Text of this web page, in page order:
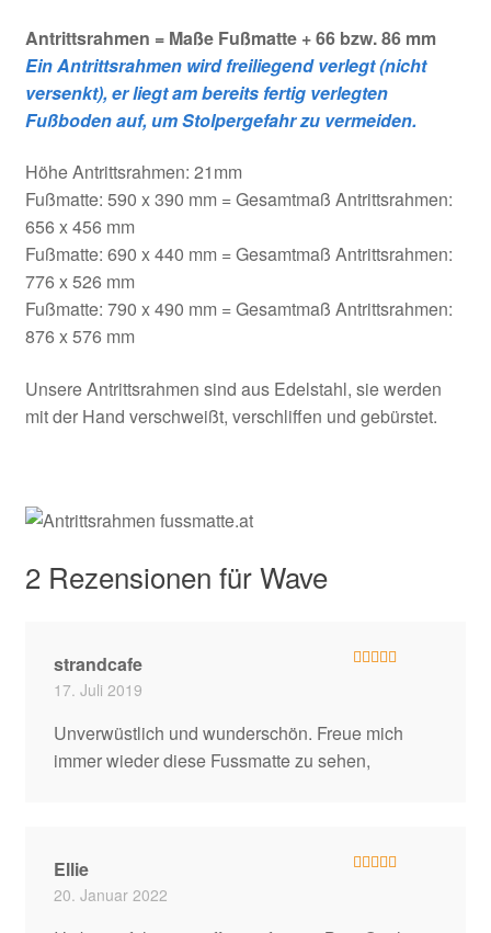
Antrittsrahmen = Maße Fußmatte + 66 bzw. 86 mm
Ein Antrittsrahmen wird freiliegend verlegt (nicht
versenkt), er liegt am bereits fertig verlegten
Fußboden auf, um Stolpergefahr zu vermeiden.
Höhe Antrittsrahmen: 21mm
Fußmatte: 590 x 390 mm = Gesamtmaß Antrittsrahmen:
656 x 456 mm
Fußmatte: 690 x 440 mm = Gesamtmaß Antrittsrahmen:
776 x 526 mm
Fußmatte: 790 x 490 mm = Gesamtmaß Antrittsrahmen:
876 x 576 mm
Unsere Antrittsrahmen sind aus Edelstahl, sie werden
mit der Hand verschweißt, verschliffen und gebürstet.
2 Rezensionen fürWave
strandcafe
17. Juli 2019
Unverwüstlich und wunderschön. Freue mich
immer wieder diese Fussmatte zu sehen,
Ellie
20. Januar 2022